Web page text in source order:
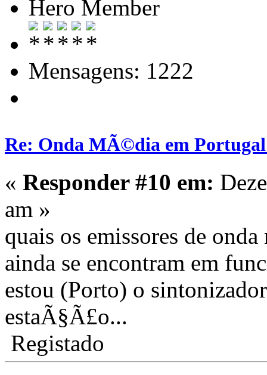
Hero Member
Mensagens: 1222
Re: Onda MÃ©dia em
« Responder #10 em:
am »
quais os emissores de
ainda se encontram em
estou (Porto) o
estaÃ§Ã£o...
Registado